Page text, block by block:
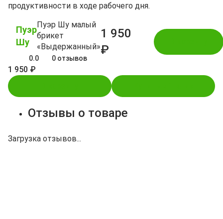
продуктивности в ходе рабочего дня.
Пуэр
Шу
Пуэр Шу малый
брикет
«Выдержанный»
0.0 0 отзывов
1 950
₽
1 950 ₽
Отзывы о товаре
Загрузка отзывов...